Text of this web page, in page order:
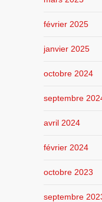
février 2025
janvier 2025
octobre 2024
septembre
avril 2024
février 2024
octobre 2023
septembre